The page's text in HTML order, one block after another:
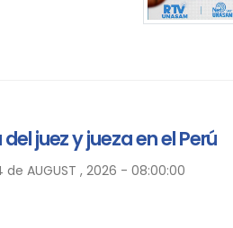
juez y jueza en el Perú
de AUGUST , 2026 - 08:00:00